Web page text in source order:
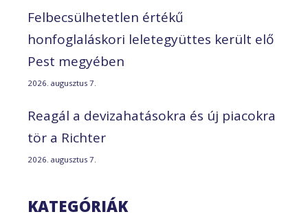
Felbecsülhetetlen értékű
honfoglaláskori leletegyüttes került elő
Pest megyében
2026. augusztus 7.
Reagál a devizahatásokra és új piacokra
tör a Richter
2026. augusztus 7.
KATEGÓRIÁK